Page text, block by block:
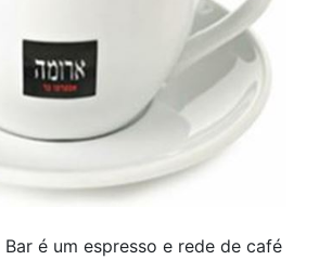
é um espresso e rede de café